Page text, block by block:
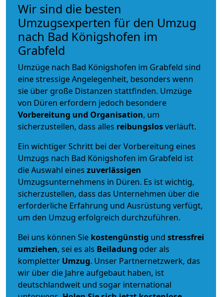
Wir sind die besten
Umzugsexperten für den Umzug
nach Bad Königshofen im
Grabfeld
Umzüge nach Bad Königshofen im Grabfeld sind
eine stressige Angelegenheit, besonders wenn
sie über große Distanzen stattfinden. Umzüge
von Düren erfordern jedoch besondere
Vorbereitung und Organisation, um
sicherzustellen, dass alles reibungslosverläuft.
Ein wichtiger Schritt bei der Vorbereitung eines
Umzugs nach Bad Königshofen im Grabfeld ist
die Auswahl eines zuverlässigen
Umzugsunternehmens in Düren. Es ist wichtig,
sicherzustellen, dass das Unternehmen über die
erforderliche Erfahrung und Ausrüstung verfügt,
um den Umzug erfolgreich durchzuführen.
Bei uns können Sie kostengünstig und stressfrei
umziehen, sei es als Beiladung oder als
kompletter Umzug. Unser Partnernetzwerk, das
wir über die Jahre aufgebaut haben, ist
deutschlandweit und sogar international